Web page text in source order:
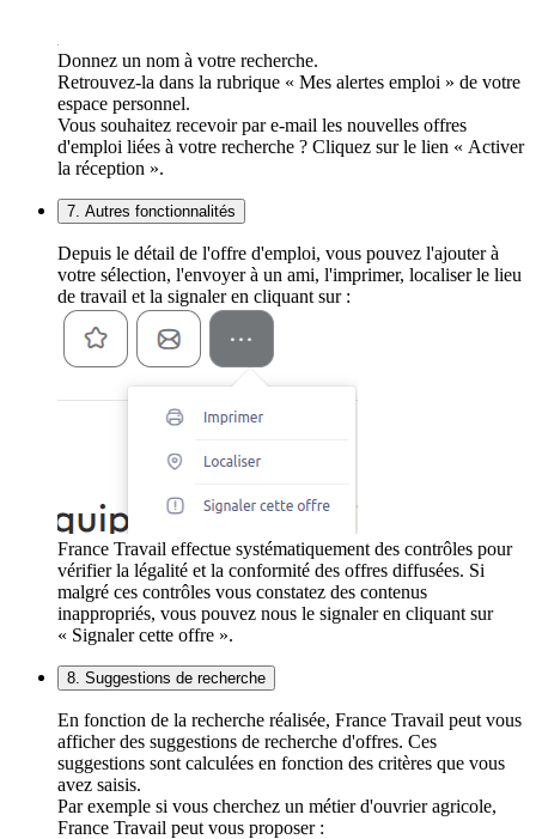
Donnez un nom à votre recherche.
Retrouvez-la dans la rubrique « Mes alertes emploi » de votre
espace personnel.
Vous souhaitez recevoir par e-mail les nouvelles offres
d'emploi liées à votre recherche ? Cliquez sur le lien « Activer
la réception ».
7. Autres fonctionnalités
Depuis le détail de l'offre d'emploi, vous pouvez l'ajouter à
votre sélection, l'envoyer à un ami, l'imprimer, localiser le lieu
de travail et la signaler en cliquant sur :
France Travail effectue systématiquement des contrôles pour
vérifier la légalité et la conformité des offres diffusées. Si
malgré ces contrôles vous constatez des contenus
inappropriés, vous pouvez nous le signaler en cliquant sur
« Signaler cette offre ».
8. Suggestions de recherche
En fonction de la recherche réalisée, France Travail peut vous
afficher des suggestions de recherche d'offres. Ces
suggestions sont calculées en fonction des critères que vous
avez saisis.
Par exemple si vous cherchez un métier d'ouvrier agricole,
France Travail peut vous proposer :